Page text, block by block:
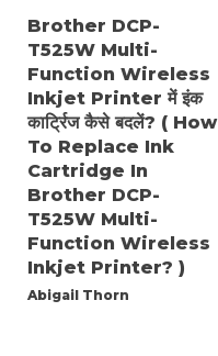
Brother DCP-
T525W Multi-
Function Wireless
Inkjet Printer में इंक
कार्ट्रिज कैसे बदलें? ( How
To Replace Ink
Cartridge In
Brother DCP-
T525W Multi-
Function Wireless
Inkjet Printer? )
Abigail Thorn